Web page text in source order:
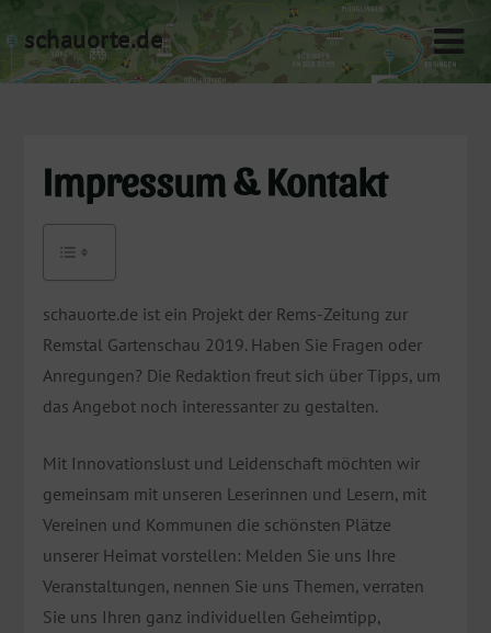
to
content
schauorte.de
Impressum & Kontakt
schauorte.de ist ein Projekt der Rems-Zeitung zur
Remstal Gartenschau 2019. Haben Sie Fragen oder
Anregungen? Die Redaktion freut sich über Tipps, um
das Angebot noch interessanter zu gestalten.
Mit Innovationslust und Leidenschaft möchten wir
gemeinsam mit unseren Leserinnen und Lesern, mit
Vereinen und Kommunen die schönsten Plätze
unserer Heimat vorstellen: Melden Sie uns Ihre
Veranstaltungen, nennen Sie uns Themen, verraten
Sie uns Ihren ganz individuellen Geheimtipp,